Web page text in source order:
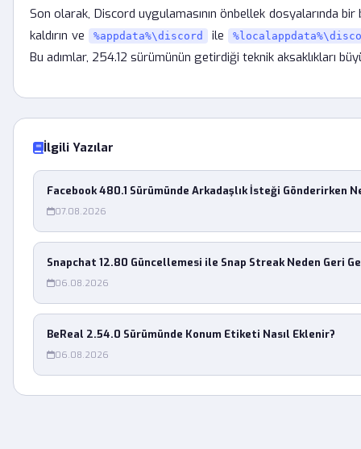
Son olarak, Discord uygulamasının önbellek dosyalarında
kaldırın ve
%appdata%\discord ile
Bu adımlar, 254.12 sürümünün getirdiği teknik aksaklıkları
İlgili Yazılar
Facebook 480.1 Sürümünde Arkadaşlık İsteği Gönderirken
07.08.2026
Snapchat 12.80 Güncellemesi ile Snap Streak Neden Geri
06.08.2026
BeReal 2.54.0 Sürümünde Konum Etiketi Nasıl Eklenir?
06.08.2026